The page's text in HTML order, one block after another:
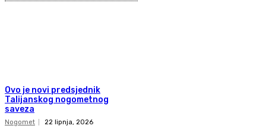
Ovo je novi predsjednik
Talijanskog nogometnog
saveza
Nogomet 22 lipnja, 2026